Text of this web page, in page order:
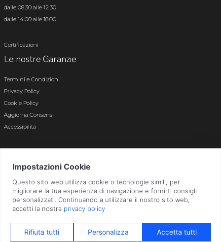
dalle 08.30 alle 12.30
dalle 14.00 alle 18.00
Certificazioni
Le nostre Garanzie
Termini e Condizioni
Privacy Policy
Cookie Policy
Aggiorna Consensi
Accessibilità
Bergamo n. 01496180165 · Capitale Sociale i.v. € 800.000,00